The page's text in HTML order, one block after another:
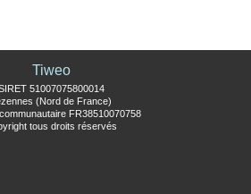
Tiweo
51007075800014
(Nord de France)
FR38510070758
tous droits réservés